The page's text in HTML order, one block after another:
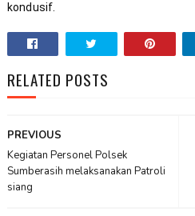
kondusif.
RELATED POSTS
PREVIOUS
Kegiatan Personel Polsek
Sumberasih melaksanakan Patroli
siang